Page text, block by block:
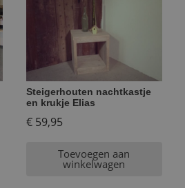
Steigerhouten nachtkastje
en krukje Elias
€59,95
Toevoegen aan
winkelwagen